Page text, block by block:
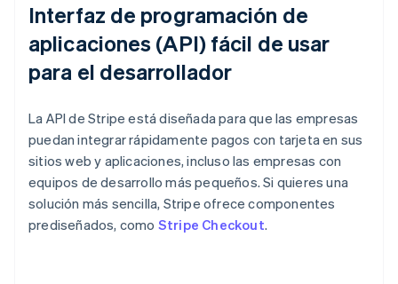
Interfaz de programación de
aplicaciones (API) fácil de usar
para el desarrollador
La API de Stripe está diseñada para que las empresas
puedan integrar rápidamente pagos con tarjeta en sus
sitios web y aplicaciones, incluso las empresas con
equipos de desarrollo más pequeños. Si quieres una
solución más sencilla, Stripe ofrece componentes
prediseñados, como Stripe Checkout.